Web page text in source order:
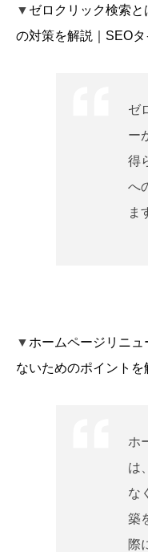
▼ ゼロクリック検索
の対策を解説｜SEO
ゼ
ー
得
へ
ま
▼ ホームページリニ
ないためのポイント
ホ
は
な
築
際